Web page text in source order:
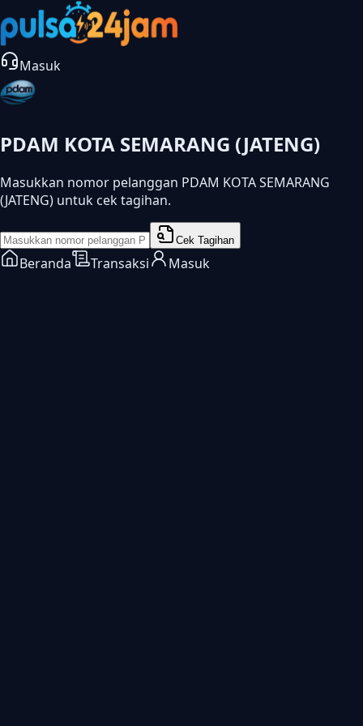
Masuk
PDAM KOTA SEMARANG (JATENG)
Masukkan nomor pelanggan PDAM KOTA SEMARANG
(JATENG) untuk cek tagihan.
Cek Tagihan
Beranda Transaksi Masuk